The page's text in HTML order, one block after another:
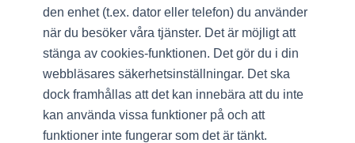
den enhet (t.ex. dator eller telefon) du använder
när du besöker våra tjänster. Det är möjligt att
stänga av cookies-funktionen. Det gör du i din
webbläsares säkerhetsinställningar. Det ska
dock framhållas att det kan innebära att du inte
kan använda vissa funktioner på och att
funktioner inte fungerar som det är tänkt.